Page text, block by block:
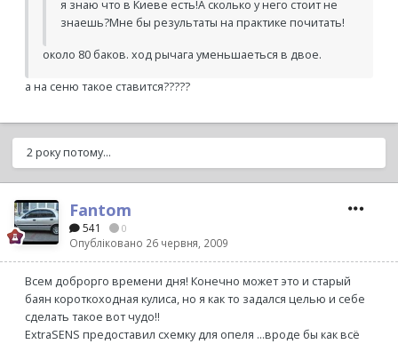
я знаю что в Киеве есть!А сколько у него стоит не
знаешь?Мне бы результаты на практике почитать!
около 80 баков. ход рычага уменьшаеться в двое.
а на сеню такое ставится?????
2 року потому...
Fantom
541 0
Опубліковано 26 червня, 2009
Всем доброрго времени дня! Конечно может это и старый
баян короткоходная кулиса, но я как то задался целью и себе
сделать такое вот чудо!!
ExtraSENS предоставил схемку для опеля ...вроде бы как всё